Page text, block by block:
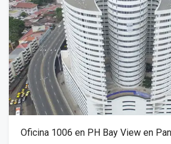
Oficina 1006 en PH Bay View en